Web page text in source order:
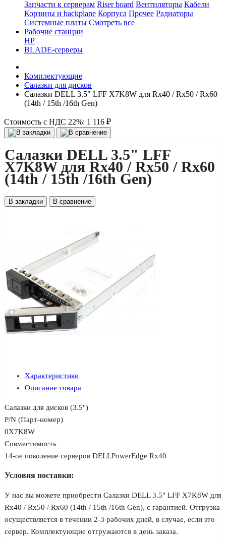
Запчасти к серверам Riser board Вентиляторы Кабели
Корзины и backplane Корпуса Прочее Радиаторы
Системные платы Смотреть все
Рабочие станции
HP
BLADE-серверы
Комплектующие
Салазки для дисков
Салазки DELL 3.5" LFF X7K8W для Rx40 / Rx50 / Rx60
(14th / 15th /16th Gen)
Стоимость с НДС 22%: 1 116 ₽
Салазки DELL 3.5" LFF
X7K8W для Rx40 / Rx50 / Rx60
(14th / 15th /16th Gen)
В закладки В сравнение
Характеристики
Описание товара
Салазки для дисков (3.5")
P/N (Парт-номер)
0X7K8W
Совместимость
14-ое поколение серверов DELLPowerEdge Rx40
Условия поставки:
У нас вы можете приобрести Салазки DELL 3.5" LFF X7K8W для
Rx40 / Rx50 / Rx60 (14th / 15th /16th Gen), с гарантией. Отгрузка
осуществляется в течении 2-3 рабочих дней, в случае, если это
сервер. Комплектующие отгружаются в день заказа.